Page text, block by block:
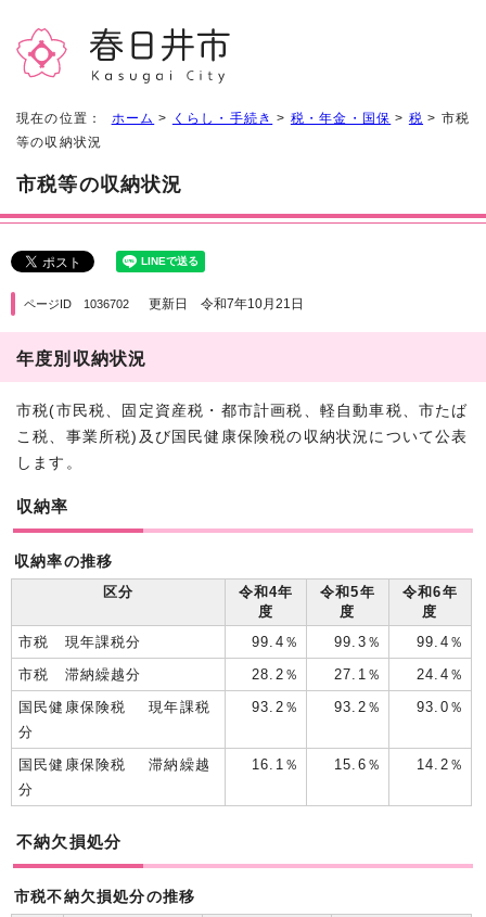
現在の位置： ホーム > くらし・手続き > 税・年金・国保 > 税 > 市税
等の収納状況
市税等の収納状況
ページID 1036702 更新日 令和7年10月21日
年度別収納状況
市税(市民税、固定資産税・都市計画税、軽自動車税、市たば
こ税、事業所税)及び国民健康保険税の収納状況について公表
します。
収納率
収納率の推移
区分
令和4年
度
令和5年
度
令和6年
度
市税 現年課税分
99.4％ 99.3％
99.4％
市税 滞納繰越分
28.2％ 27.1％
24.4％
国民健康保険税 現年課税
分
93.2％ 93.2％ 93.0％
国民健康保険税 滞納繰越
分
16.1％ 15.6％ 14.2％
不納欠損処分
市税不納欠損処分の推移